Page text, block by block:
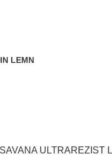
LEMN
ULTRAREZIST